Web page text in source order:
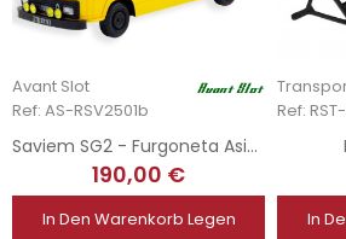
Avant Slot
Ref: AS-RSV2501b
Saviem SG2 - Furgoneta Asistencia Team Renault Sport 1970
190,00 €
In Den Warenkorb Legen
Ref:
In